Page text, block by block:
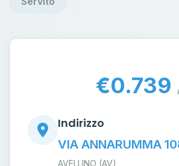
€0.739
Indirizzo
VIA ANNARUMMA
AVELLINO (AV)